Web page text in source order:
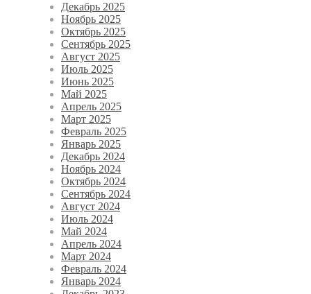
Декабрь 2025
Ноябрь 2025
Октябрь 2025
Сентябрь 2025
Август 2025
Июль 2025
Июнь 2025
Май 2025
Апрель 2025
Март 2025
Февраль 2025
Январь 2025
Декабрь 2024
Ноябрь 2024
Октябрь 2024
Сентябрь 2024
Август 2024
Июль 2024
Май 2024
Апрель 2024
Март 2024
Февраль 2024
Январь 2024